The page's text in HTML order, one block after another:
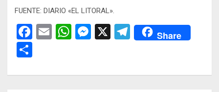
FUENTE: DIARIO «EL LITORAL».
F
b
E
W
s
M
n
X
T
gr
Share
m